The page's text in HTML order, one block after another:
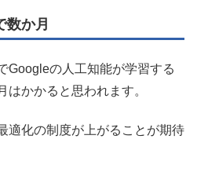
数か月
Googleの人工知能が学習する
はかかると思われます。
適化の制度が上がることが期待